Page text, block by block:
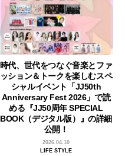
時代、世代をつなぐ音楽とファ
ッション＆トークを楽しむスペ
シャルイベント「JJ50th
Anniversary Fest 2026」で読
める『JJ50周年 SPECIAL
BOOK（デジタル版）』の詳細
公開！
2026.04.10
LIFE STYLE